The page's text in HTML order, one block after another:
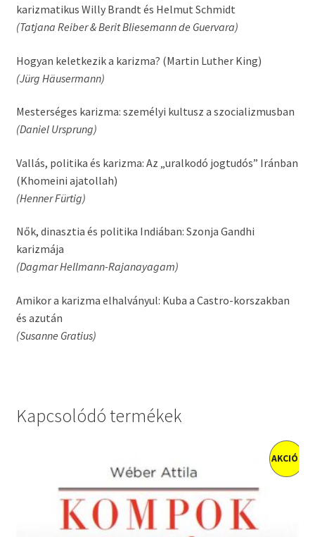
karizmatikus Willy Brandt és Helmut Schmidt
(Tatjana Reiber & Berit Bliesemann de Guervara)
Hogyan keletkezik a karizma? (Martin Luther King)
(Jürg Häusermann)
Mesterséges karizma: személyi kultusz a szocializmusban
(Daniel Ursprung)
Vallás, politika és karizma: Az „uralkodó jogtudós” Iránban
(Khomeini ajatollah)
(Henner Fürtig)
Nők, dinasztia és politika Indiában: Szonja Gandhi
karizmája
(Dagmar Hellmann-Rajanayagam)
Amikor a karizma elhalványul: Kuba a Castro-korszakban
és azután
(Susanne Gratius)
Kapcsolódó termékek
AKCIÓ!